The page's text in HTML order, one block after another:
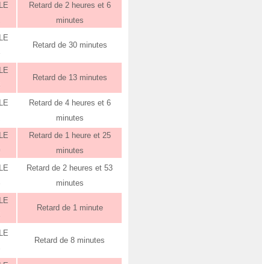
Retard de 2 heures et 6
minutes
Retard de 30 minutes
Retard de 13 minutes
Retard de 4 heures et 6
minutes
Retard de 1 heure et 25
minutes
Retard de 2 heures et 53
minutes
Retard de 1 minute
Retard de 8 minutes